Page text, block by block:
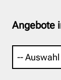
Angebote